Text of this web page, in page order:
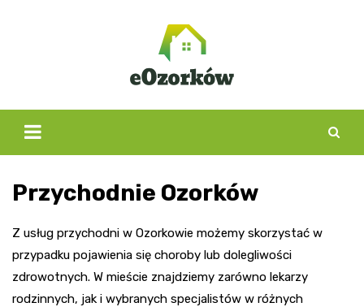
Przychodnie Ozorków
Z usług przychodni w Ozorkowie możemy skorzystać w
przypadku pojawienia się choroby lub dolegliwości
zdrowotnych. W mieście znajdziemy zarówno lekarzy
rodzinnych, jak i wybranych specjalistów w różnych